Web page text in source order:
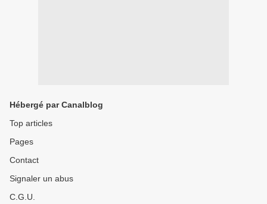
Hébergé par Canalblog
Top articles
Pages
Contact
Signaler un abus
C.G.U.